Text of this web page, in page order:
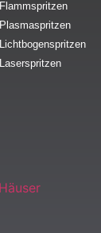
Flammspritzen
Plasmaspritzen
Lichtbogenspritzen
Laserspritzen